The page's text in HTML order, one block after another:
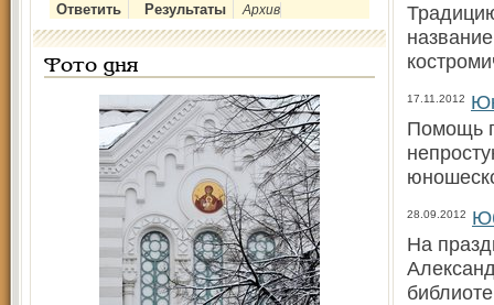
Архив
Фото дня
17.11.2012
Помощь
28.09.2012
На